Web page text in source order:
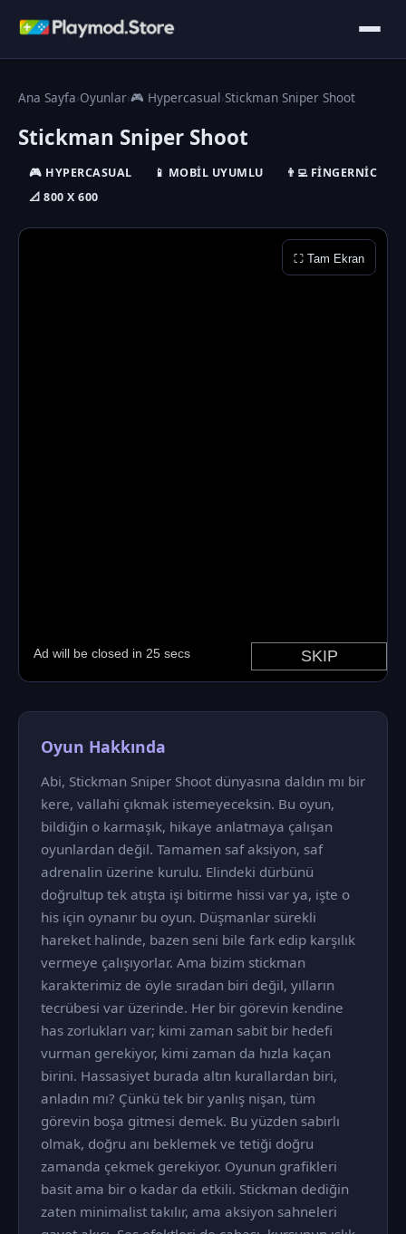
Ana Sayfa›Oyunlar›🎮 Hypercasual›Stickman Sniper Shoot
Stickman Sniper Shoot
🎮 HYPERCASUAL 📱 MOBIL UYUMLU
👨‍💻 FINGERNIC
📐 800 X 600
⛶ Tam Ekran
Oyun Hakkında
Abi, Stickman Sniper Shoot dünyasına daldın mı bir
kere, vallahi çıkmak istemeyeceksin. Bu oyun,
bildiğin o karmaşık, hikaye anlatmaya çalışan
oyunlardan değil. Tamamen saf aksiyon, saf
adrenalin üzerine kurulu. Elindeki dürbünü
doğrultup tek atışta işi bitirme hissi var ya, işte o
his için oynanır bu oyun. Düşmanlar sürekli
hareket halinde, bazen seni bile fark edip karşılık
vermeye çalışıyorlar. Ama bizim stickman
karakterimiz de öyle sıradan biri değil, yılların
tecrübesi var üzerinde. Her bir görevin kendine
has zorlukları var; kimi zaman sabit bir hedefi
vurman gerekiyor, kimi zaman da hızla kaçan
birini. Hassasiyet burada altın kurallardan biri,
anladın mı? Çünkü tek bir yanlış nişan, tüm
görevin boşa gitmesi demek. Bu yüzden sabırlı
olmak, doğru anı beklemek ve tetiği doğru
zamanda çekmek gerekiyor. Oyunun grafikleri
basit ama bir o kadar da etkili. Stickman dediğin
zaten minimalist takılır, ama aksiyon sahneleri